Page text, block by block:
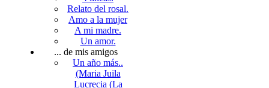
Relato del rosal.
Amo a la mujer
A mi madre.
Un amor.
... de mis amigos
Un año más..
(Maria Juila
Lucrecia (La